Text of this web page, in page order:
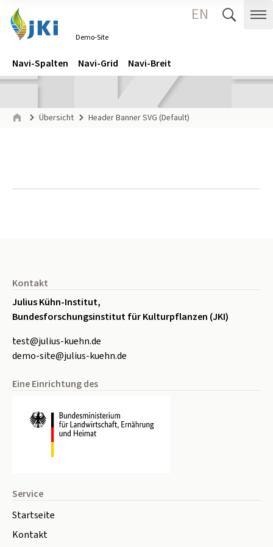
Demo-Site
EN
Navigation
Hauptmenü
Navi-Spalten Navi-Grid Navi-Breit
SeitenpfadÜbersicht Header Banner SVG (Default)
Kontakt
Julius Kühn-Institut,
Bundesforschungsinstitut für Kulturpflanzen (JKI)
test@julius-kuehn.de
demo-site@julius-kuehn.de
Eine Einrichtung des
Service
Startseite
Kontakt